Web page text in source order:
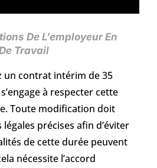
De L’employeur En
Travail
un contrat intérim de 35
à respecter cette
Toute modification doit
précises afin d’éviter
de cette durée peuvent
nécessite l’accord